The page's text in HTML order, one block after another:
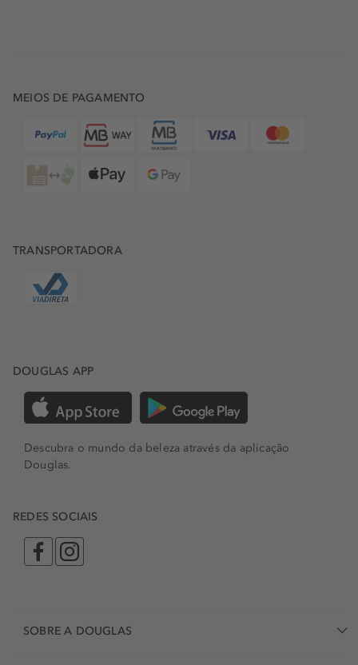
MEIOS DE PAGAMENTO
TRANSPORTADORA
DOUGLAS APP
Descubra o mundo da beleza através da aplicação
Douglas.
REDES SOCIAIS
SOBRE A DOUGLAS